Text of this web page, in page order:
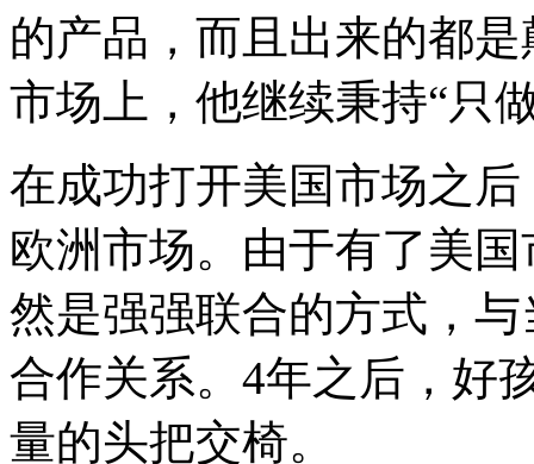
的产品，而且出来的都
市场上，他继续秉持“只
在成功打开美国市场之
欧洲市场。由于有了美
然是强强联合的方式，
合作关系。4年之后，好
量的头把交椅。